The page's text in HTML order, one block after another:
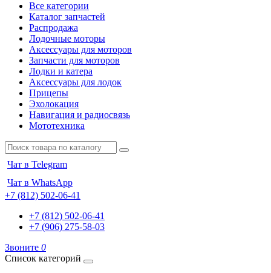
Все категории
Каталог запчастей
Распродажа
Лодочные моторы
Аксессуары для моторов
Запчасти для моторов
Лодки и катера
Аксессуары для лодок
Прицепы
Эхолокация
Навигация и радиосвязь
Мототехника
Чат в Telegram
Чат в WhatsApp
+7 (812) 502-06-41
+7 (812) 502-06-41
+7 (906) 275-58-03
Звоните 0
Список категорий